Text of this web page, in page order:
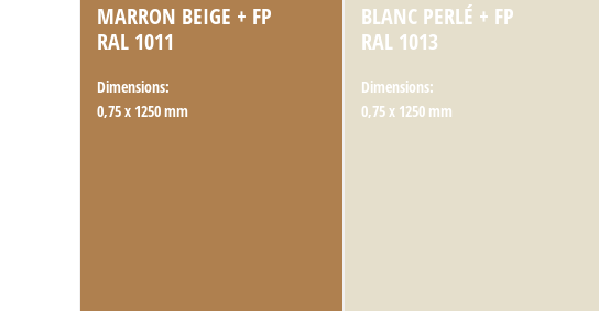
MARRON BEIGE + FP
RAL 1011
Dimensions:
0,75 x 1250 mm
BLANC PERLÉ + FP
RAL 1013
Dimensions:
0,75 x 1250 mm